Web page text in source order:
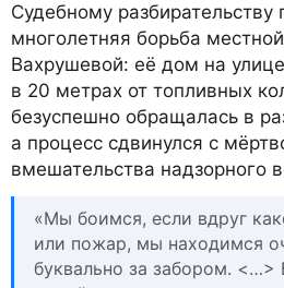
Судебному
многолетняя борьба
Вахрушевой: её дом на
в 20 метрах от топливных
безуспешно обращалась в
а процесс сдвинулся с
вмешательства надзорного
«Мы боимся, если вдруг
или пожар, мы находимся
буквально за забором.